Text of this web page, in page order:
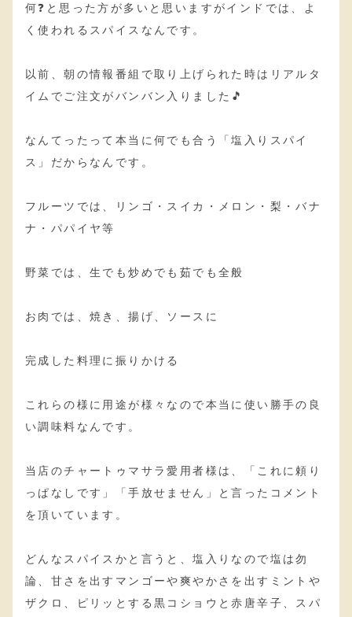
何❓と思った方が多いと思いますがインドでは、よ
く使われるスパイスなんです。
以前、朝の情報番組で取り上げられた時はリアルタ
イムでご注文がバンバン入りました🎵
なんてったって本当に何でも合う「塩入りスパイ
ス」だからなんです。
フルーツでは、リンゴ・スイカ・メロン・梨・バナ
ナ・パパイヤ等
野菜では、生でも炒めでも茹でも全般
お肉では、焼き、揚げ、ソースに
完成した料理に振りかける
これらの様に用途が様々なので本当に使い勝手の良
い調味料なんです。
当店のチャートゥマサラ愛用者様は、「これに頼り
っぱなしです」「手放せません」と言ったコメント
を頂いています。
どんなスパイスかと言うと、塩入りなので塩は勿
論、甘さを出すマンゴーや爽やかさを出すミントや
ザクロ、ピリッとする黒コショウと赤唐辛子、スパ